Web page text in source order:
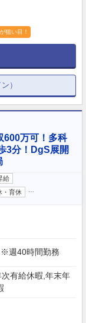
狙い目！
）
600万可！多科
3分！DgS展開
給
・育休
週40時間勤務
有給休暇,年末年